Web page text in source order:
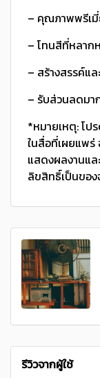
– คุณภาพพรีเมี่
– โทนสีที่หลาก
– สร้างสรรค์แ
– รับส่วนลดมา
*หมายเหตุ: โป
ในสื่อที่เผยแพ
แสดงผลงานแ
ลิขสิทธิ์เป็นขอ
รีวิวจากผู้ใช้